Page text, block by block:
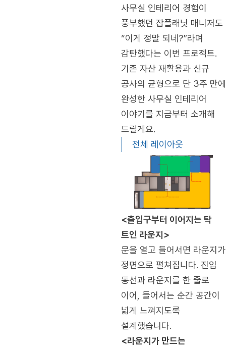
사무실 인테리어 경험이
풍부했던 잡플래닛 매니저도
“이게 정말 되네?”라며
감탄했다는 이번 프로젝트.
기존 자산 재활용과 신규
공사의 균형으로 단 3주 만에
완성한 사무실 인테리어
이야기를 지금부터 소개해
드릴게요.
전체 레이아웃
<출입구부터 이어지는 탁
트인 라운지>
문을 열고 들어서면 라운지가
정면으로 펼쳐집니다. 진입
동선과 라운지를 한 줄로
이어, 들어서는 순간 공간이
넓게 느껴지도록
설계했습니다.
<라운지가 만드는